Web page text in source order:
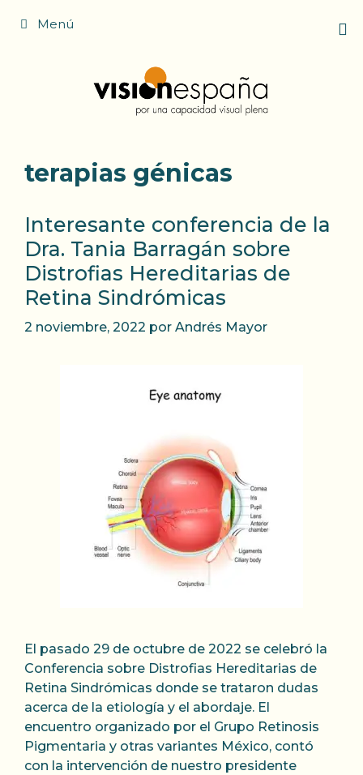
Menú
terapias génicas
Interesante conferencia de la
Dra. Tania Barragán sobre
Distrofias Hereditarias de
Retina Sindrómicas
2 noviembre, 2022 por Andrés Mayor
El pasado 29 de octubre de 2022 se celebró la
Conferencia sobre Distrofias Hereditarias de
Retina Sindrómicas donde se trataron dudas
acerca de la etiología y el abordaje. El
encuentro organizado por el Grupo Retinosis
Pigmentaria y otras variantes México, contó
con la intervención de nuestro presidente